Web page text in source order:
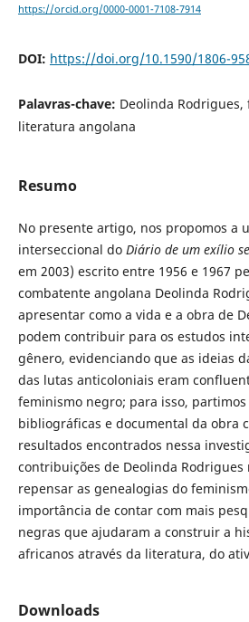
https://orcid.org/0000-0001-7108-7914
DOI: https://doi.org/10.1590/1806-
Palavras-chave: Deolinda
literatura angolana
Resumo
No presente artigo, nos propomos a
interseccional do Diário de um exílio
em 2003) escrito entre 1956 e 1967
combatente angolana Deolinda
apresentar como a vida e a obra de
podem contribuir para os estudos
gênero, evidenciando que as ideias
das lutas anticoloniais eram
feminismo negro; para isso, partimos
bibliográficas e documental da obra
resultados encontrados nessa
contribuições de Deolinda Rodrigues
repensar as genealogias do
importância de contar com mais
negras que ajudaram a construir a
africanos através da literatura, do
Downloads